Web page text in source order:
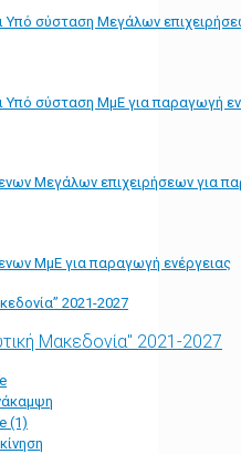
Υπό σύσταση Μεγάλων
Υπό σύσταση ΜμΕ για παραγωγή
Μεγάλων επιχειρήσεων για
ΜμΕ για παραγωγή ενέργειας
2021-2027
Μακεδονία" 2021-2027